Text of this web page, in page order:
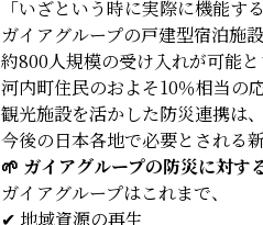
「いざという時に実際に機能す
ガイアグループの戸建型宿泊施設
約800人規模の受け入れが可能と
河内町住民のおよそ10％相当の
観光施設を活かした防災連携は、
今後の日本各地で必要とされる
🌱 ガイアグループの防災に対す
ガイアグループはこれまで、
✔ 地域資源の再生